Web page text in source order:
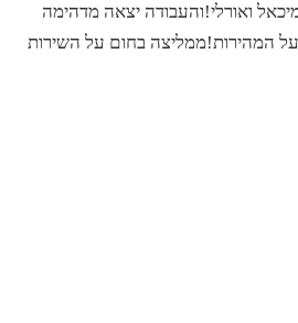
ואורלי!והעבודה יצאה מדהימה
על המהירות!ממליצה בחום על השירות